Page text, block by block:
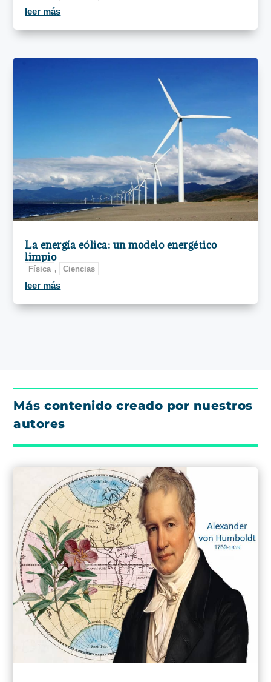
leer más
La energía eólica: un modelo energético
limpio
Física , Ciencias
leer más
Más contenido creado por nuestros
autores